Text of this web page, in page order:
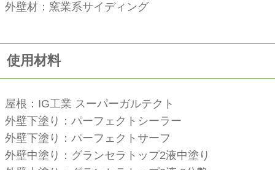
外壁材：窯業系サイディング
使用材料
屋根：IG工業 スーパーガルテクト
外壁下塗り：パーフェクトシーラー
外壁下塗り：パーフェクトサーフ
外壁中塗り：グランセラトップ2液中塗り